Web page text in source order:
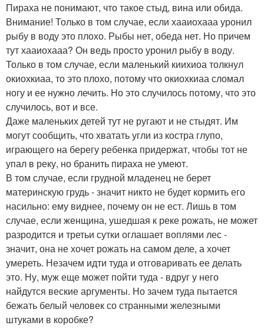
Пираха не понимают, что такое стыд, вина или обида.
Внимание! Только в том случае, если хааиохааа уронил
рыбу в воду это плохо. Рыбы нет, обеда нет. Но причем
тут хааиохааа? Он ведь просто уронил рыбу в воду.
Только в том случае, если маленький киихиоа толкнул
окиохкиаа, то это плохо, потому что окиохкиаа сломал
ногу и ее нужно лечить. Но это случилось потому, что это
случилось, вот и все.
Даже маленьких детей тут не ругают и не стыдят. Им
могут сообщить, что хватать угли из костра глупо,
играющего на берегу ребенка придержат, чтобы тот не
упал в реку, но бранить пираха не умеют.
В том случае, если грудной младенец не берет
материнскую грудь - значит никто не будет кормить его
насильно: ему виднее, почему он не ест. Лишь в том
случае, если женщина, ушедшая к реке рожать, не может
разродится и третьи сутки оглашает воплями лес -
значит, она не хочет рожать на самом деле, а хочет
умереть. Незачем идти туда и отговаривать ее делать
это. Ну, муж еще может пойти туда - вдруг у него
найдутся веские аргументы. Но зачем туда пытается
бежать белый человек со странными железными
штуками в коробке?